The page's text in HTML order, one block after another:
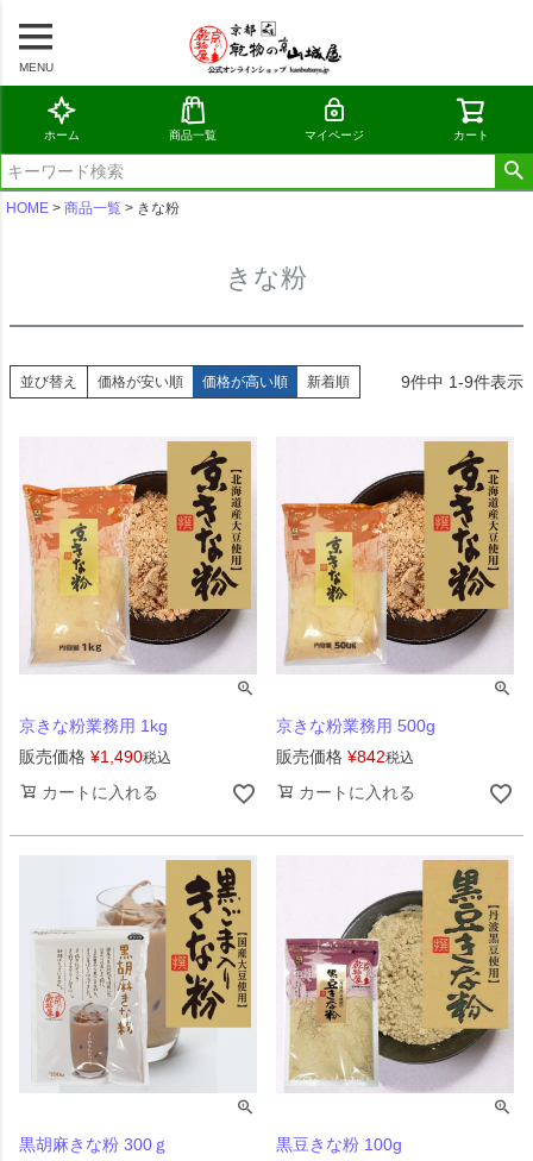
MENU
ホーム 商品一覧 マイページ カート
HOME 商品一覧 きな粉
きな粉
並び替え 価格が安い順 価格が高い順 新着順 9件中 1-9件表示
京きな粉業務用 1kg
販売価格 ¥1,490税込
カートに入れる
京きな粉業務用 500g
販売価格 ¥842税込
カートに入れる
黒胡麻きな粉 300ｇ
黒豆きな粉 100g